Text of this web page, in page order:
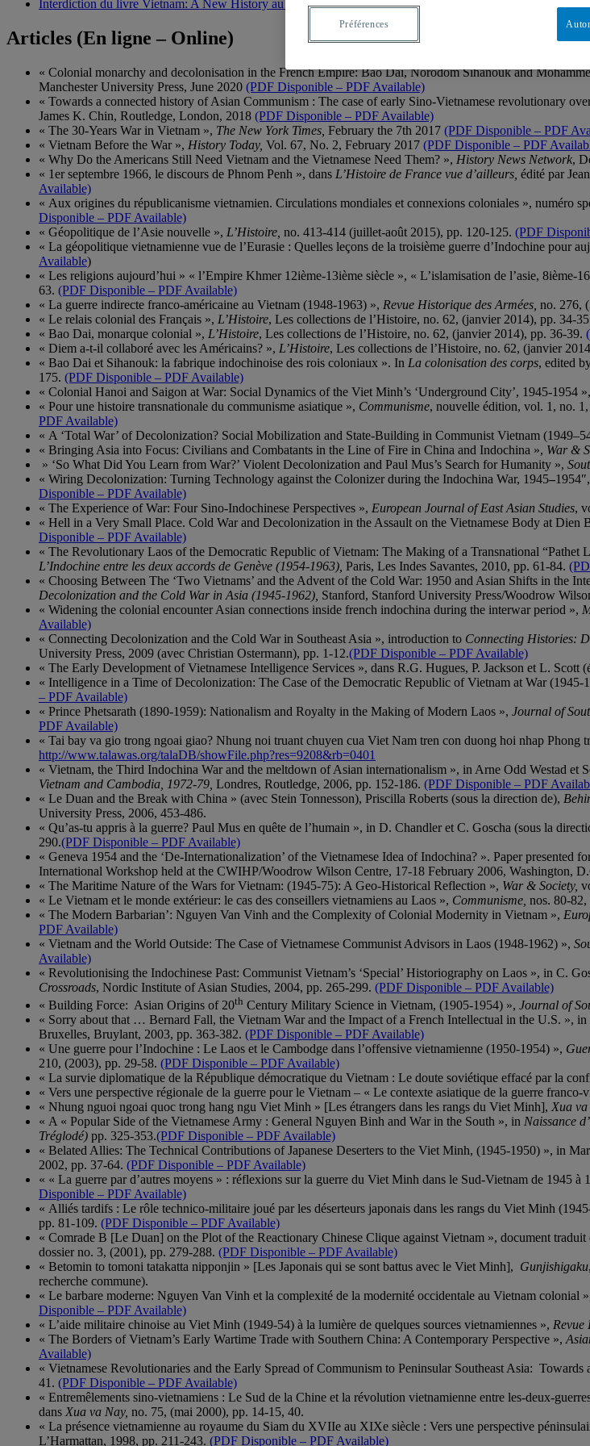
Interdiction du livre Vietnam: A New History au Vietnam
Articles (En ligne – Online)
« Colonial monarchy and decolonisation in the French Empire: Bao Dai, Norodom Sihanouk and
Manchester University Press, June 2020 (PDF Disponible – PDF Available)
« Towards a connected history of Asian Communism : The case of early Sino-Vietnamese revolutionary
James K. Chin, Routledge, London, 2018 (PDF Disponible – PDF Available)
« The 30-Years War in Vietnam », The New York Times, February the 7th 2017 (PDF Disponible – PDF
« Vietnam Before the War », History Today, Vol. 67, No. 2, February 2017 (PDF Disponible – PDF
« Why Do the Americans Still Need Vietnam and the Vietnamese Need Them? », History News Network,
« 1er septembre 1966, le discours de Phnom Penh », dans L’Histoire de France vue d’ailleurs, édité par
Available)
« Aux origines du républicanisme vietnamien. Circulations mondiales et connexions coloniales », numéro
Disponible – PDF Available)
« Géopolitique de l’Asie nouvelle », L’Histoire, no. 413-414 (juillet-août 2015), pp. 120-125. (PDF
« La géopolitique vietnamienne vue de l’Eurasie : Quelles leçons de la troisième guerre d’Indochine pour
Available)
« Les religions aujourd’hui » « l’Empire Khmer 12ième-13ième siècle », « L’islamisation de l’asie, 8ième-
63. (PDF Disponible – PDF Available)
« La guerre indirecte franco-américaine au Vietnam (1948-1963) », Revue Historique des Armées, no. 276,
« Le relais colonial des Français », L’Histoire, Les collections de l’Histoire, no. 62, (janvier 2014), pp. 34-
« Bao Dai, monarque colonial », L’Histoire, Les collections de l’Histoire, no. 62, (janvier 2014), pp. 36-39.
« Diem a-t-il collaboré avec les Américains? », L’Histoire, Les collections de l’Histoire, no. 62, (janvier
« Bao Dai et Sihanouk: la fabrique indochinoise des rois coloniaux ». In La colonisation des corps, edited
175. (PDF Disponible – PDF Available)
« Colonial Hanoi and Saigon at War: Social Dynamics of the Viet Minh’s ‘Underground City’, 1945-1954 »,
« Pour une histoire transnationale du communisme asiatique », Communisme, nouvelle édition, vol. 1, no.
PDF Available)
« A ‘Total War’ of Decolonization? Social Mobilization and State-Building in Communist Vietnam
« Bringing Asia into Focus: Civilians and Combatants in the Line of Fire in China and Indochina », War &
» ‘So What Did You Learn from War?’ Violent Decolonization and Paul Mus’s Search for Humanity »,
« Wiring Decolonization: Turning Technology against the Colonizer during the Indochina War, 1945–1954″,
Disponible – PDF Available)
« The Experience of War: Four Sino-Indochinese Perspectives », European Journal of East Asian Studies,
« Hell in a Very Small Place. Cold War and Decolonization in the Assault on the Vietnamese Body at Dien
Disponible – PDF Available)
« The Revolutionary Laos of the Democratic Republic of Vietnam: The Making of a Transnational “Pathet
L’Indochine entre les deux accords de Genève (1954-1963), Paris, Les Indes Savantes, 2010, pp. 61-84.
« Choosing Between The ‘Two Vietnams’ and the Advent of the Cold War: 1950 and Asian Shifts in the
Decolonization and the Cold War in Asia (1945-1962), Stanford, Stanford University Press/Woodrow
« Widening the colonial encounter Asian connections inside french indochina during the interwar period »,
Available)
« Connecting Decolonization and the Cold War in Southeast Asia », introduction to Connecting Histories:
University Press, 2009 (avec Christian Ostermann), pp. 1-12.(PDF Disponible – PDF Available)
« The Early Development of Vietnamese Intelligence Services », dans R.G. Hugues, P. Jackson et L. Scott
« Intelligence in a Time of Decolonization: The Case of the Democratic Republic of Vietnam at War (1945-
– PDF Available)
« Prince Phetsarath (1890-1959): Nationalism and Royalty in the Making of Modern Laos », Journal of
PDF Available)
« Tai bay va gio trong ngoai giao? Nhung noi truant chuyen cua Viet Nam tren con duong hoi nhap Phong
http://www.talawas.org/talaDB/showFile.php?res=9208&rb=0401
« Vietnam, the Third Indochina War and the meltdown of Asian internationalism », in Arne Odd Westad et
Vietnam and Cambodia, 1972-79, Londres, Routledge, 2006, pp. 152-186. (PDF Disponible – PDF
« Le Duan and the Break with China » (avec Stein Tonnesson), Priscilla Roberts (sous la direction de),
University Press, 2006, 453-486.
« Qu’as-tu appris à la guerre? Paul Mus en quête de l’humain », in D. Chandler et C. Goscha (sous la
290.(PDF Disponible – PDF Available)
« Geneva 1954 and the ‘De-Internationalization’ of the Vietnamese Idea of Indochina? ». Paper
International Workshop held at the CWIHP/Woodrow Wilson Centre, 17-18 February 2006, Washington,
« The Maritime Nature of the Wars for Vietnam: (1945-75): A Geo-Historical Reflection », War & Society,
« Le Vietnam et le monde extérieur: le cas des conseillers vietnamiens au Laos », Communisme, nos. 80-
« The Modern Barbarian’: Nguyen Van Vinh and the Complexity of Colonial Modernity in Vietnam »,
PDF Available)
« Vietnam and the World Outside: The Case of Vietnamese Communist Advisors in Laos (1948-1962) »,
Available)
« Revolutionising the Indochinese Past: Communist Vietnam’s ‘Special’ Historiography on Laos », in C.
Crossroads, Nordic Institute of Asian Studies, 2004, pp. 265-299. (PDF Disponible – PDF Available)
« Building Force: Asian Origins of 20th Century Military Science in Vietnam, (1905-1954) », Journal of
« Sorry about that … Bernard Fall, the Vietnam War and the Impact of a French Intellectual in the U.S. », in
Bruxelles, Bruylant, 2003, pp. 363-382. (PDF Disponible – PDF Available)
« Une guerre pour l’Indochine : Le Laos et le Cambodge dans l’offensive vietnamienne (1950-1954) »,
210, (2003), pp. 29-58. (PDF Disponible – PDF Available)
« La survie diplomatique de la République démocratique du Vietnam : Le doute soviétique effacé par la
« Vers une perspective régionale de la guerre pour le Vietnam – « Le contexte asiatique de la guerre
« Nhung nguoi ngoai quoc trong hang ngu Viet Minh » [Les étrangers dans les rangs du Viet Minh], Xua va
« A « Popular Side of the Vietnamese Army : General Nguyen Binh and War in the South », in Naissance
Tréglodé) pp. 325-353.(PDF Disponible – PDF Available)
« Belated Allies: The Technical Contributions of Japanese Deserters to the Viet Minh, (1945-1950) », in
2002, pp. 37-64. (PDF Disponible – PDF Available)
« « La guerre par d’autres moyens » : réflexions sur la guerre du Viet Minh dans le Sud-Vietnam de 1945 à
Disponible – PDF Available)
« Alliés tardifs : Le rôle technico-militaire joué par les déserteurs japonais dans les rangs du Viet Minh
pp. 81-109. (PDF Disponible – PDF Available)
« Comrade B [Le Duan] on the Plot of the Reactionary Chinese Clique against Vietnam », document
dossier no. 3, (2001), pp. 279-288. (PDF Disponible – PDF Available)
« Betomin to tomoni tatakatta nipponjin » [Les Japonais qui se sont battus avec le Viet Minh], Gunjishigaku
recherche commune).
« Le barbare moderne: Nguyen Van Vinh et la complexité de la modernité occidentale au Vietnam colonial
Disponible – PDF Available)
« L’aide militaire chinoise au Viet Minh (1949-54) à la lumière de quelques sources vietnamiennes », Revue
« The Borders of Vietnam’s Early Wartime Trade with Southern China: A Contemporary Perspective »,
Available)
« Vietnamese Revolutionaries and the Early Spread of Communism to Peninsular Southeast Asia: Towards
41. (PDF Disponible – PDF Available)
« Entremêlements sino-vietnamiens : Le Sud de la Chine et la révolution vietnamienne entre les-deux-
dans Xua va Nay, no. 75, (mai 2000), pp. 14-15, 40.
« La présence vietnamienne au royaume du Siam du XVIIe au XIXe siècle : Vers une perspective
L’Harmattan, 1998, pp. 211-243. (PDF Disponible – PDF Available)
Préférences